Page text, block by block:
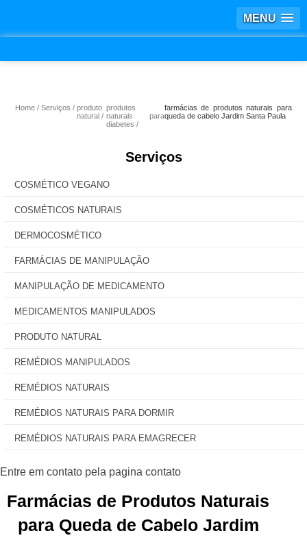
MENU
Home Serviços
produto
natural
produtos
naturais para
diabetes
farmácias de produtos naturais para
queda de cabelo Jardim Santa Paula
Serviços
COSMÉTICO VEGANO
COSMÉTICOS NATURAIS
DERMOCOSMÉTICO
FARMÁCIAS DE MANIPULAÇÃO
MANIPULAÇÃO DE MEDICAMENTO
MEDICAMENTOS MANIPULADOS
PRODUTO NATURAL
REMÉDIOS MANIPULADOS
REMÉDIOS NATURAIS
REMÉDIOS NATURAIS PARA DORMIR
REMÉDIOS NATURAIS PARA EMAGRECER
Farmácias de Produtos Naturais
para Queda de Cabelo Jardim